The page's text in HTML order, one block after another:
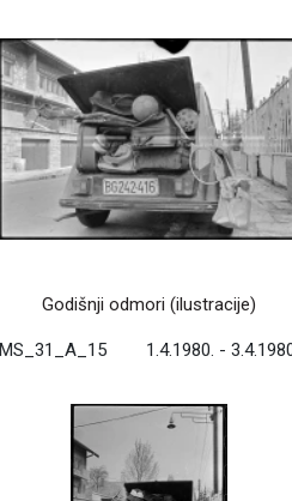
Godišnji odmori (ilustracije)
MS_31_A_15 1.4.1980. -